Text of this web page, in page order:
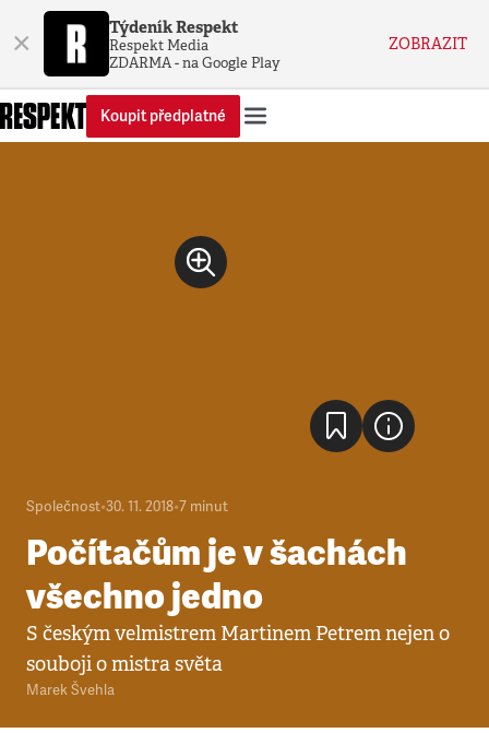
× Týdeník Respekt
Respekt Media
ZDARMA - na Google Play
ZOBRAZIT
Koupit předplatné
Společnost•30. 11. 2018•7 minut
Počítačům je v šachách
všechno jedno
S českým velmistrem Martinem Petrem nejen o
souboji o mistra světa
Marek Švehla